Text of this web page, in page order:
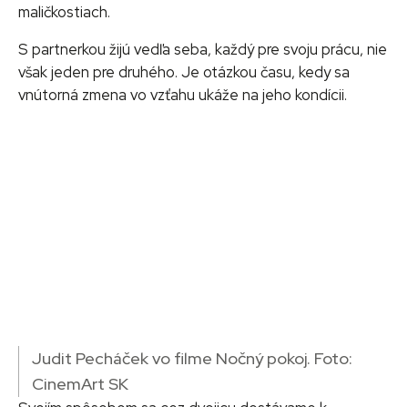
maličkostiach.
S partnerkou žijú vedľa seba, každý pre svoju prácu, nie
však jeden pre druhého. Je otázkou času, kedy sa
vnútorná zmena vo vzťahu ukáže na jeho kondícii.
Judit Pecháček vo filme Nočný pokoj. Foto:
CinemArt SK